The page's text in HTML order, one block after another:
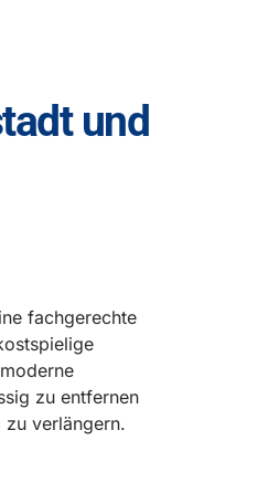
und
fachgerechte
zu entfernen
zu verlängern.